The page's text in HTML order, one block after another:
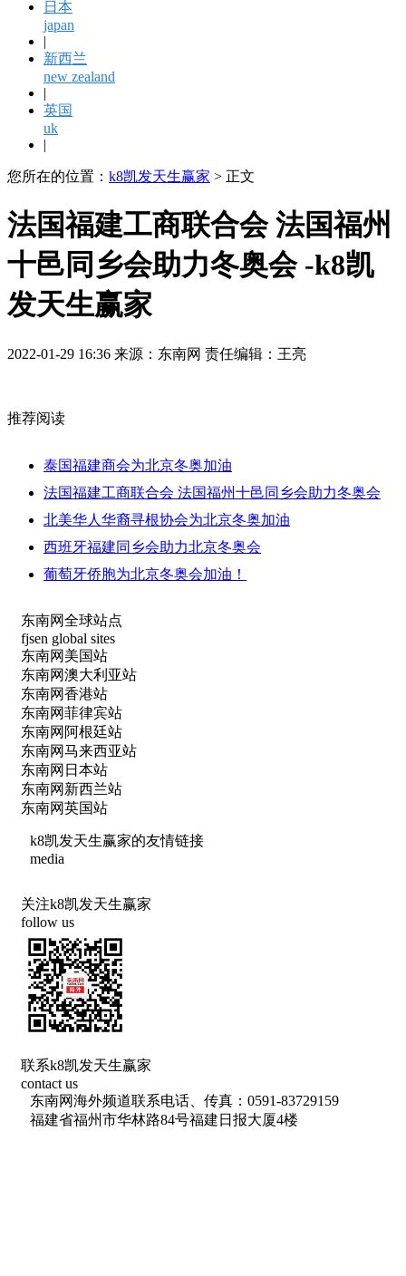
日本
japan
|
新西兰
new zealand
|
英国
uk
|
您所在的位置： k8凯发天生赢家 > 正文
法国福建工商联合会 法国福州
十邑同乡会助力冬奥会 -k8凯
发天生赢家
2022-01-29 16:36 来源：东南网 责任编辑：王亮
推荐阅读
泰国福建商会为北京冬奥加油
法国福建工商联合会 法国福州十邑同乡会助力冬奥会
北美华人华裔寻根协会为北京冬奥加油
西班牙福建同乡会助力北京冬奥会
葡萄牙侨胞为北京冬奥会加油！
东南网全球站点
fjsen global sites
东南网美国站
东南网澳大利亚站
东南网香港站
东南网菲律宾站
东南网阿根廷站
东南网马来西亚站
东南网日本站
东南网新西兰站
东南网英国站
k8凯发天生赢家的友情链接
media
关注k8凯发天生赢家
follow us
联系k8凯发天生赢家
contact us
东南网海外频道联系电话、传真：0591-83729159
福建省福州市华林路84号福建日报大厦4楼